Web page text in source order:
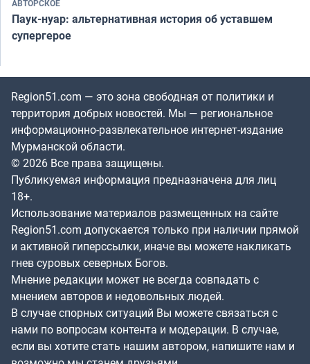
АВТОРСКОЕ
Паук-нуар: альтернативная история об уставшем
супергерое
Region51.com — это зона свободная от политики и
территория добрых новостей. Мы — региональное
информационно-развлекательное интернет-издание
Мурманской области.
© 2026 Все права защищены.
Публикуемая информация предназначена для лиц
18+.
Использование материалов размещенных на сайте
Region51.com допускается только при наличии прямой
и активной гиперссылки, иначе вы можете накликать
гнев суровых северных Богов.
Мнение редакции может не всегда совпадать с
мнением авторов и недовольных людей.
В случае спорных ситуаций Вы можете связаться с
нами по вопросам контента и модерации. В случае,
если вы хотите стать нашим автором, напишите нам и